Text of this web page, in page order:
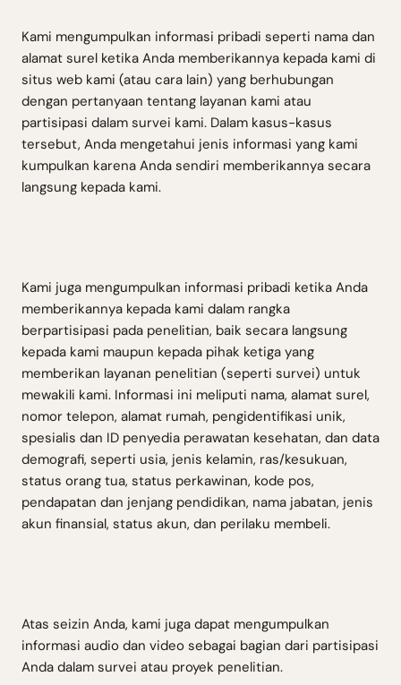
Kami mengumpulkan informasi pribadi seperti nama dan
alamat surel ketika Anda memberikannya kepada kami di
situs web kami (atau cara lain) yang berhubungan
dengan pertanyaan tentang layanan kami atau
partisipasi dalam survei kami. Dalam kasus-kasus
tersebut, Anda mengetahui jenis informasi yang kami
kumpulkan karena Anda sendiri memberikannya secara
langsung kepada kami.
Kami juga mengumpulkan informasi pribadi ketika Anda
memberikannya kepada kami dalam rangka
berpartisipasi pada penelitian, baik secara langsung
kepada kami maupun kepada pihak ketiga yang
memberikan layanan penelitian (seperti survei) untuk
mewakili kami. Informasi ini meliputi nama, alamat surel,
nomor telepon, alamat rumah, pengidentifikasi unik,
spesialis dan ID penyedia perawatan kesehatan, dan data
demografi, seperti usia, jenis kelamin, ras/kesukuan,
status orang tua, status perkawinan, kode pos,
pendapatan dan jenjang pendidikan, nama jabatan, jenis
akun finansial, status akun, dan perilaku membeli.
Atas seizin Anda, kami juga dapat mengumpulkan
informasi audio dan video sebagai bagian dari partisipasi
Anda dalam survei atau proyek penelitian.